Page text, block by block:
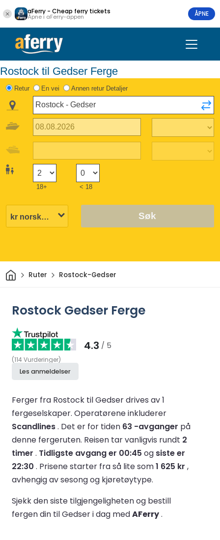
aFerry - Cheap ferry tickets
Åpne i aFerry-appen ÅPNE
Rostock til Gedser Ferge
Retur En vei Annen retur Detaljer
18+ < 18
Søk
HjemRuter Rostock-Gedser
Rostock Gedser Ferge
4.3 / 5
(114 Vurderinger)
Les anmeldelser
Ferger fra Rostock til Gedser drives av 1
fergeselskaper. Operatørene inkluderer
Scandlines. Det er for tiden 63 -avganger på
denne fergeruten. Reisen tar vanligvis rundt 2
timer . Tidligste avgang er 00:45 og siste er
22:30 . Prisene starter fra så lite som1 625 kr ,
avhengig av sesong og kjøretøytype.
Sjekk den siste tilgjengeligheten og bestill
fergen din til Gedser i dag medAFerry.